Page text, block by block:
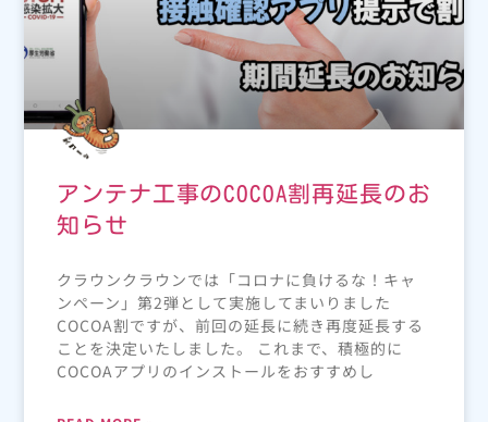
アンテナ工事のCOCOA割再延長のお
知らせ
クラウンクラウンでは「コロナに負けるな！キャ
ンペーン」第2弾として実施してまいりました
COCOA割ですが、前回の延長に続き再度延長する
ことを決定いたしました。 これまで、積極的に
COCOAアプリのインストールをおすすめし